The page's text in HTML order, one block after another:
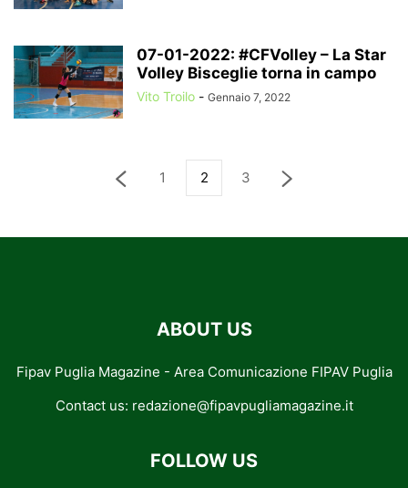
07-01-2022: #CFVolley – La Star
Volley Bisceglie torna in campo
Vito Troilo - Gennaio 7, 2022
1 2 3
ABOUT US
Fipav Puglia Magazine - Area Comunicazione FIPAV Puglia
Contact us: redazione@fipavpugliamagazine.it
FOLLOW US